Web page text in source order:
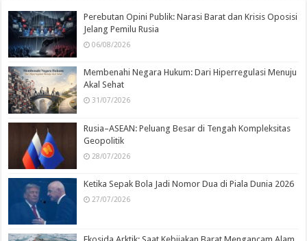
Perebutan Opini Publik: Narasi Barat dan Krisis Oposisi
Jelang Pemilu Rusia
06/08/2026
Membenahi Negara Hukum: Dari Hiperregulasi Menuju
Akal Sehat
31/07/2026
Rusia–ASEAN: Peluang Besar di Tengah Kompleksitas
Geopolitik
28/07/2026
Ketika Sepak Bola Jadi Nomor Dua di Piala Dunia 2026
27/07/2026